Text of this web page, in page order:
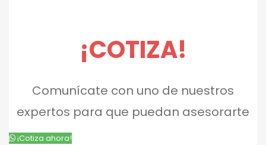
¡COTIZA!
Comunícate con uno de nuestros
expertos para que puedan asesorarte
¡Cotiza ahora!